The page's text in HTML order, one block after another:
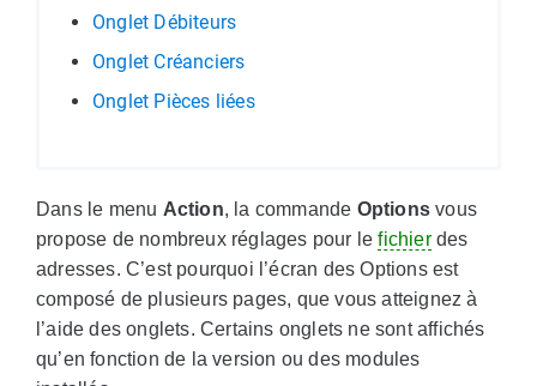
Onglet Débiteurs
Onglet Créanciers
Onglet Pièces liées
Dans le menu Action, la commande Optionsvous
propose de nombreux réglages pour lefichierdes
adresses. C’est pourquoi l’écran des Options est
composé de plusieurs pages, que vous atteignez à
l’aide des onglets. Certains onglets ne sont affichés
qu’en fonction de la version ou des modules